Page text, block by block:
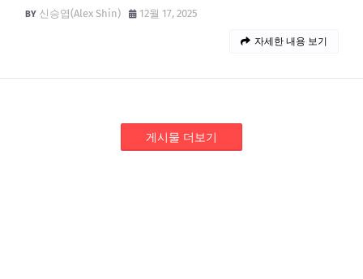
신승엽(Alex Shin)
12월 17, 2025
자세한 내용 보기
게시물 더보기